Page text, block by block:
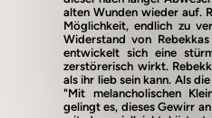
alten Wunden wieder auf.
Möglichkeit, endlich zu
Widerstand von
entwickelt sich eine
zerstörerisch wirkt.
als ihr lieb sein kann. Als
"Mit melancholischen
gelingt es, dieses Gewirr